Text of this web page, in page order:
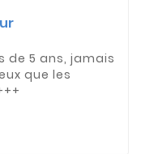
de 5 ans, jamais
que les